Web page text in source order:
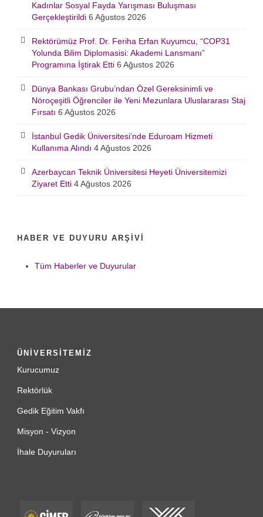
Kadınlar Sosyal Fayda Yarışması Buluşması
Gerçekleştirildi 6 Ağustos 2026
Rektörümüz Prof. Dr. Feriha Erfan Kuyumcu, “COP31
Yolunda Bilim Diplomasisi: Akademi Lansmanı”
Programına İştirak Etti 6 Ağustos 2026
Dünya Bankası Grubu’ndan Özel Gereksinimli ve
Nöroçeşitli Öğrenciler ile Yeni Mezunlara Uluslararası Staj
Fırsatı 6 Ağustos 2026
İstanbul Gedik Üniversitesi’nde Eduroam Hizmeti
Kullanıma Alındı 4 Ağustos 2026
Azerbaycan Teknik Üniversitesi Heyeti Üniversitemizi
Ziyaret Etti 4 Ağustos 2026
HABER VE DUYURU ARŞIVI
Tüm Haberler ve Duyurular
ÜNİVERSİTEMİZ
Kurucumuz
Rektörlük
Gedik Eğitim Vakfı
Misyon - Vizyon
İhale Duyuruları